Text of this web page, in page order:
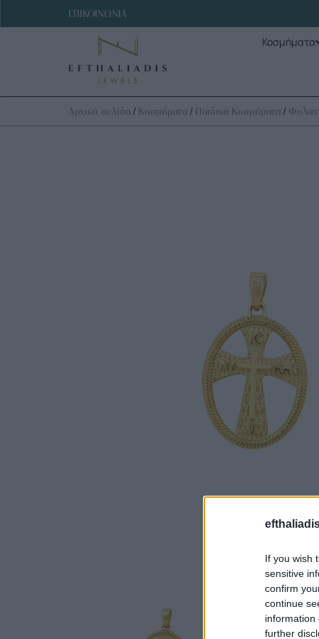
If you wish
sensitive
confirm
continue
information
further
ΕΠΙΚΟΙΝΩΝΙΑ
Κοσμήματα
Αρχική σελίδα / Κοσμήματα / Παιδικά Κοσμήματα /